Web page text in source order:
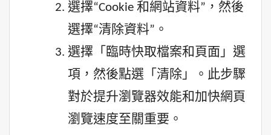
選擇“Cookie 和網站資料”，然後
選擇“清除資料”。
選擇「臨時快取檔案和頁面」選
項，然後點選「清除」。此步驟
對於提升瀏覽器效能和加快網頁
瀏覽速度至關重要。